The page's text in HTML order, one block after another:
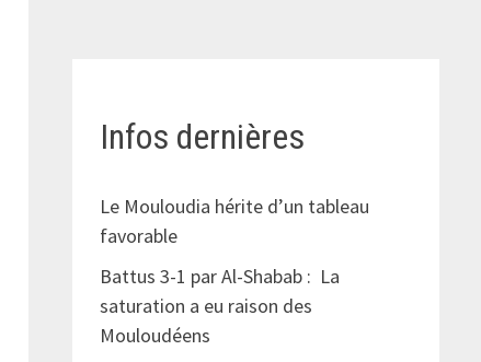
Infos dernières
Le Mouloudia hérite d’un tableau
favorable
Battus 3-1 par Al-Shabab : La
saturation a eu raison des
Mouloudéens